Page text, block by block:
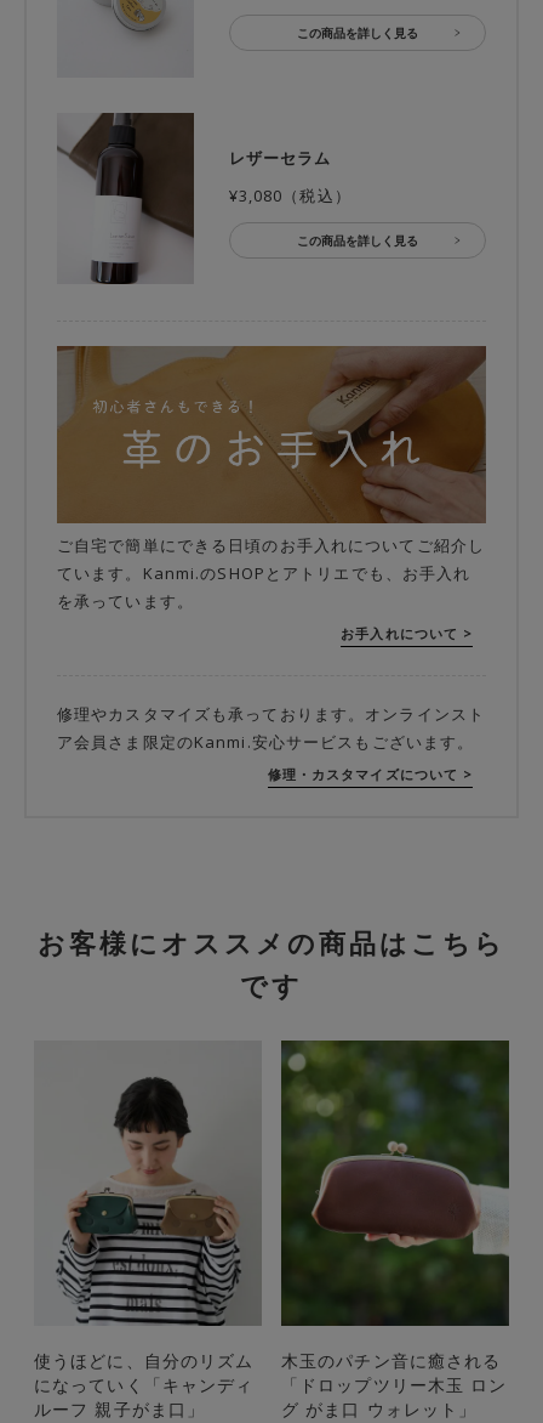
この商品を詳しく見る
レザーセラム
¥3,080（税込）
この商品を詳しく見る
ご自宅で簡単にできる日頃のお手入れについてご紹介し
ています。Kanmi.のSHOPとアトリエでも、お手入れ
を承っています。
お手入れについて >
修理やカスタマイズも承っております。オンラインスト
ア会員さま限定のKanmi.安心サービスもございます。
修理・カスタマイズについて >
お客様にオススメの商品はこちら
です
使うほどに、自分のリズム
になっていく「キャンディ
ルーフ 親子がま口」
木玉のパチン音に癒される
「ドロップツリー木玉 ロン
グ がま口 ウォレット」